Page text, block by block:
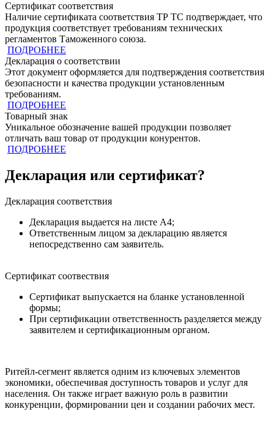
Сертификат соответствия
Наличие сертификата соответствия ТР ТС подтверждает, что
продукция cоответствует требованиям технических
регламентов Таможенного союза.
ПОДРОБНЕЕ
Декларация о соответствии
Этот документ оформляется для подтверждения соответствия
безопасности и качества продукции установленным
требованиям.
ПОДРОБНЕЕ
Товарный знак
Уникальное обозначение вашей продукции позволяет
отличать ваш товар от продукции конурентов.
ПОДРОБНЕЕ
Декларация или сертификат?
Декларация соответствия
Декларация выдается на листе А4;
Ответственным лицом за декларацию является
непосредственно сам заявитель.
Сертификат соотвествия
Сертификат выпускается на бланке установленной
формы;
При сертификации ответственность разделяется между
заявителем и сертификационным органом.
Ритейл-сегмент является одним из ключевых элементов
экономики, обеспечивая доступность товаров и услуг для
населения. Он также играет важную роль в развитии
конкуренции, формировании цен и создании рабочих мест.